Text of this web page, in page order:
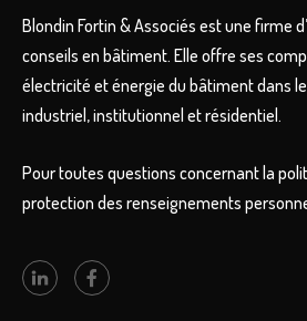
Blondin Fortin & Associés est une firme
conseils en bâtiment. Elle offre ses
électricité et énergie du bâtiment dans
industriel, institutionnel et résidentiel.
Pour toutes questions concernant la
protection des renseignements